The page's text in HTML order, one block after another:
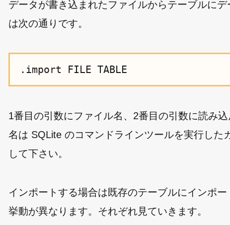
データが書き込まれたファイルからテーブルに
は次の通りです。
.import FILE TABLE
1番目の引数にファイル名、2番目の引数に読み
名は SQLite のコマンドラインツールを実行し
して下さい。
インポートする場合は既存のテーブルにインポ
挙動が異なります。それぞれ見ていきます。